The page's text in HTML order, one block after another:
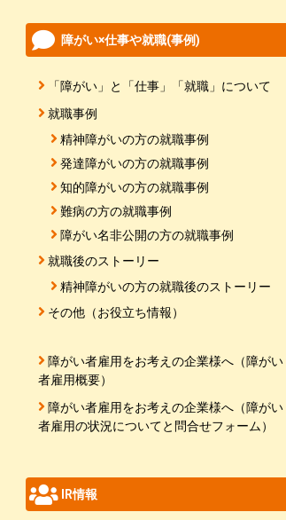
障がい×仕事や就職(事例)
「障がい」と「仕事」「就職」について
就職事例
精神障がいの方の就職事例
発達障がいの方の就職事例
知的障がいの方の就職事例
難病の方の就職事例
障がい名非公開の方の就職事例
就職後のストーリー
精神障がいの方の就職後のストーリー
その他（お役立ち情報）
障がい者雇用をお考えの企業様へ（障がい
者雇用概要）
障がい者雇用をお考えの企業様へ（障がい
者雇用の状況についてと問合せフォーム）
IR情報